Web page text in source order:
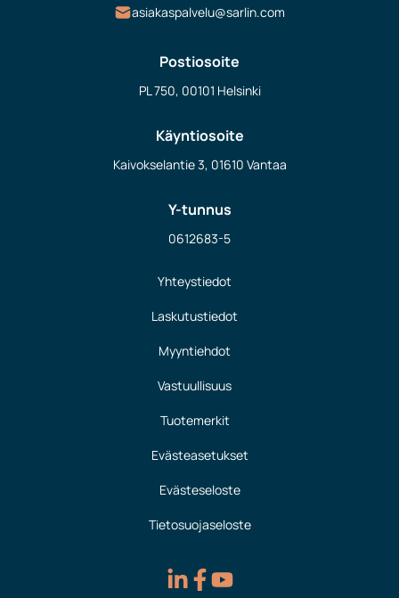
asiakaspalvelu@sarlin.com
Postiosoite
PL 750, 00101 Helsinki
Käyntiosoite
Kaivokselantie 3, 01610 Vantaa
Y-tunnus
0612683-5
Yhteystiedot
Laskutustiedot
Myyntiehdot
Vastuullisuus
Tuotemerkit
Evästeasetukset
Evästeseloste
Tietosuojaseloste